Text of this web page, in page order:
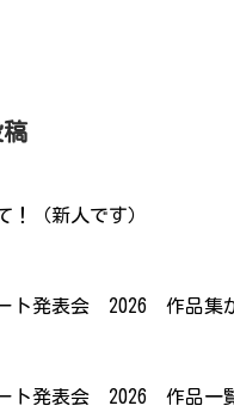
！（新人です）
ト発表会 2026 作品集
ト発表会 2026 作品